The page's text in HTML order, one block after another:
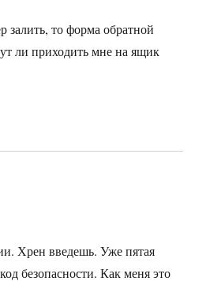
залить, то форма обратной
ли приходить мне на ящик
Хрен введешь. Уже пятая
безопасности. Как меня это